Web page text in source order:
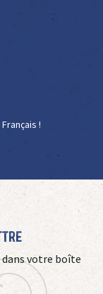
!
dans votre boîte